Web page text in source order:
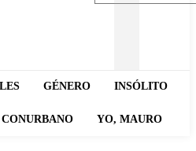
GÉNERO INSÓLITO
YO, MAURO